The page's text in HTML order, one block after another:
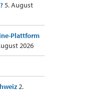
5. August
Plattform
2026
2.